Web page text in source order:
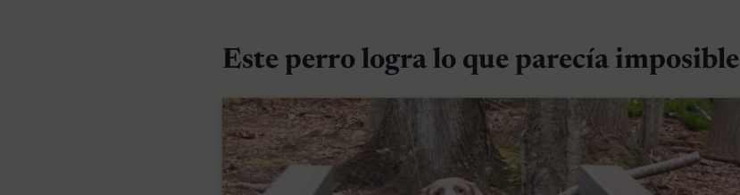
Este perro logra lo que parecía imposible